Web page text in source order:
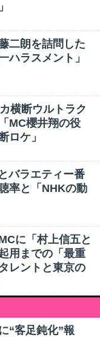
二朗を詰問した
ハラスメント」
横断ウルトラク
MC櫻井翔の役
ロケ」
バラエティー番
率と「NHKの動
に「村上信五と
用までの「最重
レントと東京の
“客足鈍化”報